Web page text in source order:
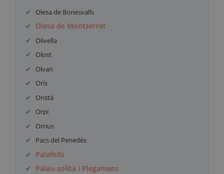
Olesa de Bonesvalls
Olesa de Montserrat
Olivella
Olost
Olvan
Orís
Oristà
Orpí
Orrius
Pacs del Penedès
Palafolls
Palau-solità i Plegamans